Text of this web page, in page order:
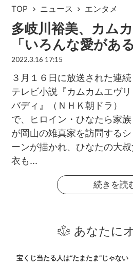
TOP ニュース エンタメ
多岐川裕美、カム
「いろんな愛があ
2022.3.16 17:15
３月１６日に放送された連続
テレビ小説『カムカムエヴリ
バディ』（ＮＨＫ朝ドラ）
で、ヒロイン・ひなたら家族
が岡山の雉真家を訪問するシ
ーンが描かれ、ひなたの大
衣も...
続きを読
あなたに
宝くじ当たる人は“たまたま”じゃない